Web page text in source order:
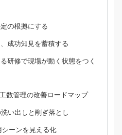
の根拠にする
成功知見を蓄積する
研修で現場が動く状態をつく
数管理の改善ロードマップ
い出しと削ぎ落とし
ーンを見える化